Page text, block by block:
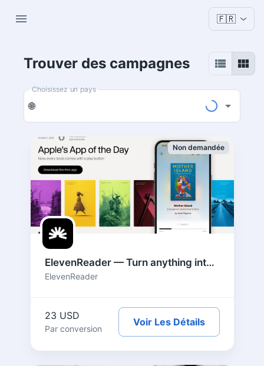
🇫🇷
Trouver des campagnes
Choisissez un pays
🌐
Non demandée
ElevenReader — Turn anything into an audiobook · US
ElevenReader
23 USD
Par conversion
Voir Les Détails